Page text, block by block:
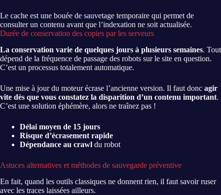
Le cache est une bouée de sauvetage temporaire qui permet de
consulter un contenu avant que l’indexation ne soit actualisée.
Durée de conservation des copies par les serveurs
La conservation varie de quelques jours à plusieurs semaines. Tout
dépend de la fréquence de passage des robots sur le site en question.
C’est un processus totalement automatique.
Une mise à jour du moteur écrase l’ancienne version. Il faut donc agir
vite dès que vous constatez la disparition d’un contenu important.
C’est une solution éphémère, alors ne traînez pas !
Délai moyen de 15 jours
Risque d’écrasement rapide
Dépendance au crawl du robot
Astuces alternatives et méthodes de sauvegarde préventive
En fait, quand les outils classiques ne donnent rien, il faut savoir ruser
avec les traces laissées ailleurs.